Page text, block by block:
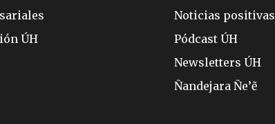
ÚH
Noticias positivas
Pódcast ÚH
Newsletters ÚH
Ñandejara Ñe’ẽ